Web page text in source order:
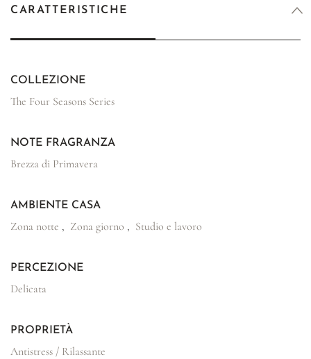
CARATTERISTICHE
COLLEZIONE
The Four Seasons Series
NOTE FRAGRANZA
Brezza di Primavera
AMBIENTE CASA
Zona notte , Zona giorno , Studio e lavoro
PERCEZIONE
Delicata
PROPRIETÀ
Antistress / Rilassante